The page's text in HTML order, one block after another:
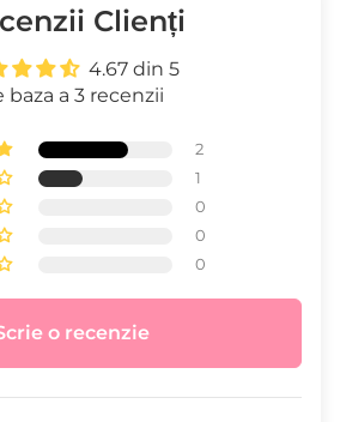
Clienți
4.67 din 5
baza a 3 recenzii
2
1
0
0
0
o recenzie